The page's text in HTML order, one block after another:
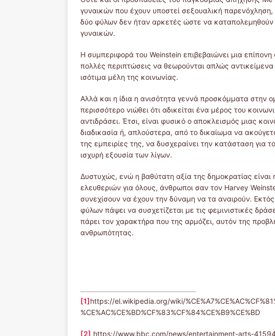
γυναικών που έχουν υποστεί σεξουαλική παρενόχληση,
δύο φύλων δεν ήταν αρκετές ώστε να καταπολεμηθούν
γυναικών.
Η συμπεριφορά του Weinstein επιβεβαιώνει μια
πολλές περιπτώσεις να θεωρούνται απλώς
ισότιμα μέλη της κοινωνίας.
Αλλά και η ίδια η ανισότητα γεννά προσκόμματα στην
περισσότερο νιώθει ότι αδικείται ένα μέρος του
αντιδράσει. Έτσι, είναι φυσικό ο αποκλεισμός μιας
διαδικασία ή, απλούστερα, από το δικαίωμα να
της εμπειρίες της, να δυσχεραίνει την κατάσταση για
ισχυρή εξουσία των λίγων.
Δυστυχώς, ενώ η βαθύτατη αξία της δημοκρατίας
ελευθεριών για όλους, άνθρωποι σαν τον Harvey
συνεχίσουν να έχουν την δύναμη να τα αναιρούν.
φύλων πάψει να συσχετίζεται με τις φεμινιστικές
πάρει τον χαρακτήρα που της αρμόζει, αυτόν της
ανθρωπότητας.
[1]https://el.wikipedia.org/wiki/
%CE%AC%CE%BD%CF%83%CF%84%CE%B9%CE%BD
[2] https://www.bbc.com/news/entertainment-arts-